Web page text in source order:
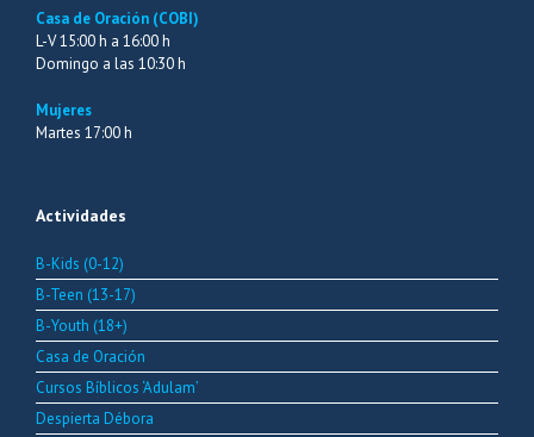
Casa de Oración (COBI)
L-V 15:00 h a 16:00 h
Domingo a las 10:30 h
Mujeres
Martes 17:00 h
Actividades
B-Kids (0-12)
B-Teen (13-17)
B-Youth (18+)
Casa de Oración
Cursos Bíblicos ‘Adulam’
Despierta Débora